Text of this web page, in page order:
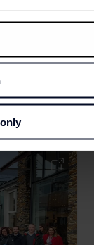
der
Ihren
in
können.